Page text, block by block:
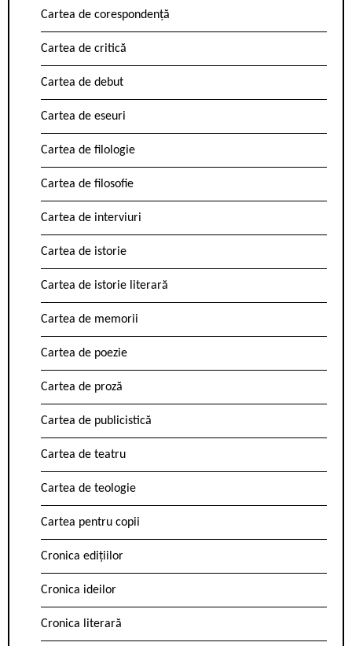
Cartea de corespondență
Cartea de critică
Cartea de debut
Cartea de eseuri
Cartea de filologie
Cartea de filosofie
Cartea de interviuri
Cartea de istorie
Cartea de istorie literară
Cartea de memorii
Cartea de poezie
Cartea de proză
Cartea de publicistică
Cartea de teatru
Cartea de teologie
Cartea pentru copii
Cronica edițiilor
Cronica ideilor
Cronica literară